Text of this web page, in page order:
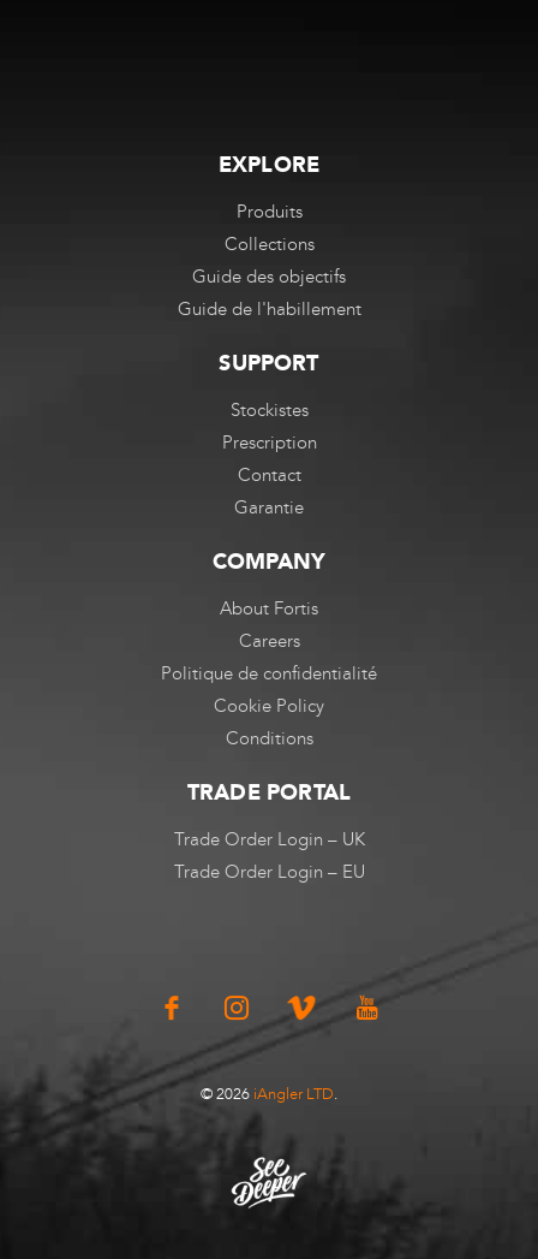
EXPLORE
Produits
Collections
Guide des objectifs
Guide de l'habillement
SUPPORT
Stockistes
Prescription
Contact
Garantie
COMPANY
About Fortis
Careers
Politique de confidentialité
Cookie Policy
Conditions
TRADE PORTAL
Trade Order Login – UK
Trade Order Login – EU
© 2026 iAngler LTD.